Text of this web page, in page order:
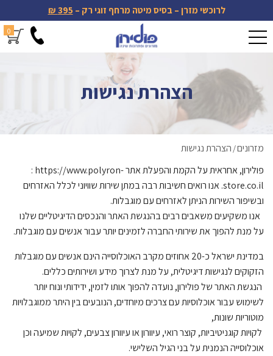
לרוכשי מזרן – בסיס מיטה מרחף זוגי רק – 395 ₪
0
הצהרת נגישות
מזרונים/ הצהרת נגישות
פולירון, אחראית על הקמת והפעלת אתר: https://www.polyron-
store.co.il. אנו רואים חשיבות רבה במתן שירות שוויוני לכלל האזרחים
ובשיפור השירות הניתן לאזרחים עם מוגבלות.
אנו משקיעים משאבים רבים בהנגשת האתר והנכסים הדיגיטליים שלנו
על מנת להפוך את שירותי החברה לזמינים יותר עבור אנשים עם מוגבלות.
במדינת ישראל כ-20 אחוזים מקרב האוכלוסייה הינם אנשים עם מוגבלות
הזקוקים לנגישות דיגיטלית, על מנת לצרוך מידע ושירותים כללים.
הנגשת האתר שלפולירון, נועדה להפוך אותו לזמין, ידידותי ונוח יותר
לשימוש עבור אוכלוסיות עם צרכים מיוחדים, הנובעים בין היתר ממוגבלויות
מוטוריות שונות,
לקויות קוגניטיביות, קוצר רואי, עיוורון או עיוורון צבעים, לקויות שמיעה וכן
אוכלוסייה הנמנית על בני הגיל השלישי.